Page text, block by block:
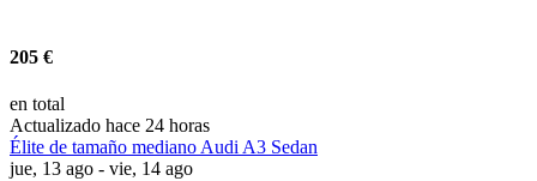
205 €
en total
Actualizado hace 24 horas
Élite de tamaño mediano Audi A3 Sedan
jue, 13 ago - vie, 14 ago